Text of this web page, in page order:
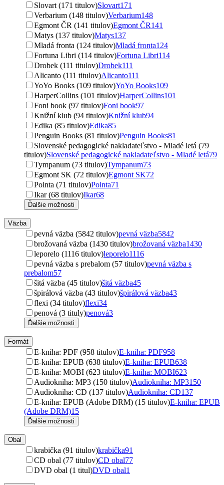
Slovart (171 titulov)Slovart171
Verbarium (148 titulov)Verbarium148
Egmont ČR (141 titulov)Egmont ČR141
Matys (137 titulov)Matys137
Mladá fronta (124 titulov)Mladá fronta124
Fortuna Libri (114 titulov)Fortuna Libri114
Drobek (111 titulov)Drobek111
Alicanto (111 titulov)Alicanto111
YoYo Books (109 titulov)YoYo Books109
HarperCollins (101 titulov)HarperCollins101
Foni book (97 titulov)Foni book97
Knižní klub (94 titulov)Knižní klub94
Edika (85 titulov)Edika85
Penguin Books (81 titulov)Penguin Books81
Slovenské pedagogické nakladateľstvo - Mladé letá (79
titulov)Slovenské pedagogické nakladateľstvo - Mladé letá79
Tympanum (73 titulov)Tympanum73
Egmont SK (72 titulov)Egmont SK72
Pointa (71 titulov)Pointa71
Ikar (68 titulov)Ikar68
Ďalšie možnosti
Väzba
pevná väzba (5842 titulov)pevná väzba5842
brožovaná väzba (1430 titulov)brožovaná väzba1430
leporelo (1116 titulov)leporelo1116
pevná väzba s prebalom (57 titulov)pevná väzba s
prebalom57
šitá väzba (45 titulov)šitá väzba45
špirálová väzba (43 titulov)špirálová väzba43
flexi (34 titulov)flexi34
penová (3 tituly)penová3
Ďalšie možnosti
Formát
E-kniha: PDF (958 titulov)E-kniha: PDF958
E-kniha: EPUB (638 titulov)E-kniha: EPUB638
E-kniha: MOBI (623 titulov)E-kniha: MOBI623
Audiokniha: MP3 (150 titulov)Audiokniha: MP3150
Audiokniha: CD (137 titulov)Audiokniha: CD137
E-kniha: EPUB (Adobe DRM) (15 titulov)E-kniha: EPUB
(Adobe DRM)15
Ďalšie možnosti
Obal
krabička (91 titulov)krabička91
CD obal (77 titulov)CD obal77
DVD obal (1 titul)DVD obal1